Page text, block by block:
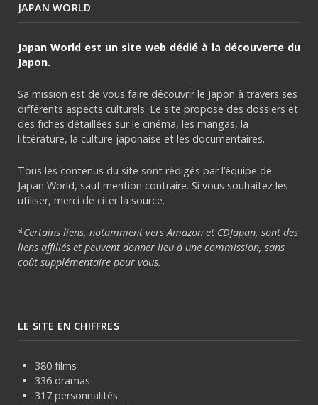
JAPAN WORLD
Japan World est un site web dédié à la découverte du
Japon.
Sa mission est de vous faire découvrir le Japon à travers ses
différents aspects culturels. Le site propose des dossiers et
des fiches détaillées sur le cinéma, les mangas, la
littérature, la culture japonaise et les documentaires.
Tous les contenus du site sont rédigés par l’équipe de
Japan World, sauf mention contraire. Si vous souhaitez les
utiliser, merci de citer la source.
*Certains liens, notamment vers Amazon et CDJapan, sont des
liens affiliés et peuvent donner lieu à une commission, sans
coût supplémentaire pour vous.
LE SITE EN CHIFFRES
380 films
336 dramas
317 personnalités